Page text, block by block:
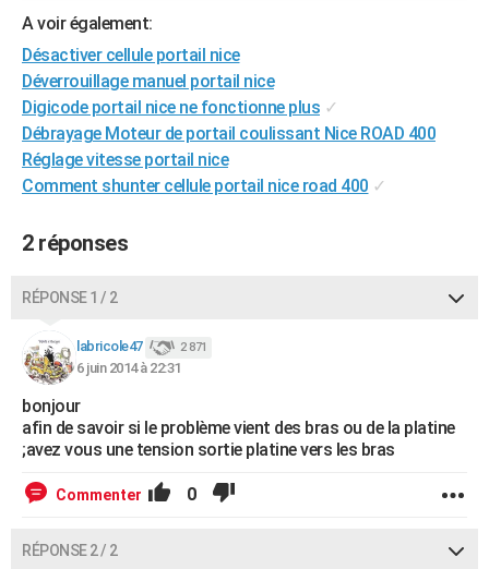
BONS PLANS
CARTE DE VOEUX
Carte de Noël
Carte Bonne année
Carte Saint-Valentin
Carte Pâques
Carte d'anniversaire
DICTIONNAIRE
COPAINS D'AVANT
S'inscrire
Se connecter
Lycées
Collèges
Primaires
Universités
Entreprises
Service militaire
Avis de recherche
AVIS DE DÉCÈS
FORUM
Bricolage
Lifestyle
Culture
Sport
Auto
Television
Voyage
Cinema
A voir également:
Désactiver cellule portail nice
Déverrouillage manuel portail nice
Digicode portail nice ne fonctionne plus ✓
Débrayage Moteur de portail coulissant Nice ROAD 400
Réglage vitesse portail nice
Comment shunter cellule portail nice road 400 ✓
2 réponses
RÉPONSE 1 / 2
labricole47 2 871
6 juin 2014 à 22:31
bonjour
afin de savoir si le problème vient des bras ou de la platine
;avez vous une tension sortie platine vers les bras
Commenter 0
RÉPONSE 2 / 2